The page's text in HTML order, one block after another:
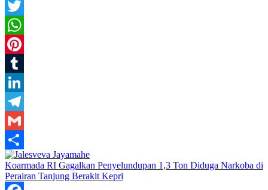
Facebook
Twitter
WhatsApp
Pinterest
Tumblr
LinkedIn
Telegram
Gmail
Share
Koarmada RI Gagalkan Penyelundupan 1,3 Ton Diduga Narkoba di
Perairan Tanjung Berakit Kepri